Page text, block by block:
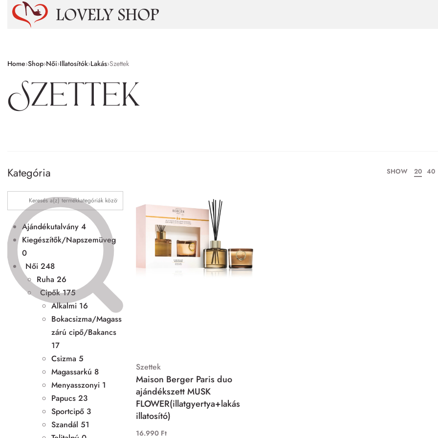
Home›Shop›Női›Illatosítók›Lakás›Szettek
Szettek
Kategória
Ajándékutalvány 4
Kiegészítők/Napszemüveg
0
Női 248
Ruha 26
Cipők 175
Alkalmi 16
Bokacsizma/Magass
zárú cipő/Bakancs
17
Csizma 5
Magassarkú 8
Menyasszonyi 1
Papucs 23
Sportcipő 3
Szandál 51
SHOW 20 40
Szettek
Maison Berger Paris duo
ajándékszett MUSK
FLOWER(illatgyertya+lakás
illatosító)
16.990 Ft